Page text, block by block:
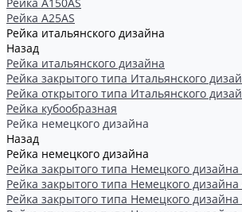
Рейка А25АS
Рейка итальянского дизайна
Назад
Рейка итальянского дизайна
Рейка закрытого типа Итальянского
Рейка открытого типа Итальянского
Рейка кубообразная
Рейка немецкого дизайна
Назад
Рейка немецкого дизайна
Рейка закрытого типа Немецкого
Рейка закрытого типа Немецкого
Рейка закрытого типа Немецкого